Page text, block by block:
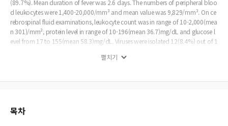
(89.7%). Mean duration of fever was 2.6 days. The numbers of peripheral bloo
d leukocytes were 1,400-20,000/mm³ and mean value was 9,829/mm³. On ce
rebrospinal fluid examinations, leukocyte count was in range of 10-2,000(mea
n 301)/mm³, protein level in range of 10-196(mean 36.7)mg/dL and glucose l
evel from 17 to 155(mean 58.3)mg/dL. Viruses were isolated 12(8.4%) out of 1
cases of echovirus 13, 2 cases of echovirus 25 and 1 case of echovirus 30. Con
ea from April to July, 2002. We thought that causative viruses were echovirus 6,
펼치기
목차